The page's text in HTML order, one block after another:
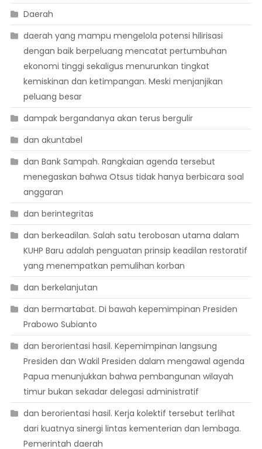
Daerah
daerah yang mampu mengelola potensi hilirisasi
dengan baik berpeluang mencatat pertumbuhan
ekonomi tinggi sekaligus menurunkan tingkat
kemiskinan dan ketimpangan. Meski menjanjikan
peluang besar
dampak bergandanya akan terus bergulir
dan akuntabel
dan Bank Sampah. Rangkaian agenda tersebut
menegaskan bahwa Otsus tidak hanya berbicara soal
anggaran
dan berintegritas
dan berkeadilan. Salah satu terobosan utama dalam
KUHP Baru adalah penguatan prinsip keadilan restoratif
yang menempatkan pemulihan korban
dan berkelanjutan
dan bermartabat. Di bawah kepemimpinan Presiden
Prabowo Subianto
dan berorientasi hasil. Kepemimpinan langsung
Presiden dan Wakil Presiden dalam mengawal agenda
Papua menunjukkan bahwa pembangunan wilayah
timur bukan sekadar delegasi administratif
dan berorientasi hasil. Kerja kolektif tersebut terlihat
dari kuatnya sinergi lintas kementerian dan lembaga.
Pemerintah daerah